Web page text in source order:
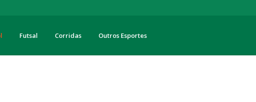
Futsal Corridas Outros Esportes